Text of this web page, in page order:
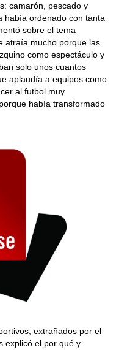
camarón, pescado y
había ordenado con tanta
sobre el tema
atraía mucho porque las
como espectáculo y
solo unos cuantos
aplaudía a equipos como
al futbol muy
había transformado
extrañados por el
explicó el por qué y